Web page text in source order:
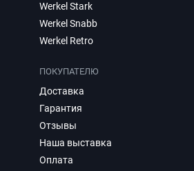
Werkel Stark
Werkel Snabb
Werkel Retro
ПОКУПАТЕЛЮ
Доставка
Гарантия
Отзывы
Наша выставка
Оплата